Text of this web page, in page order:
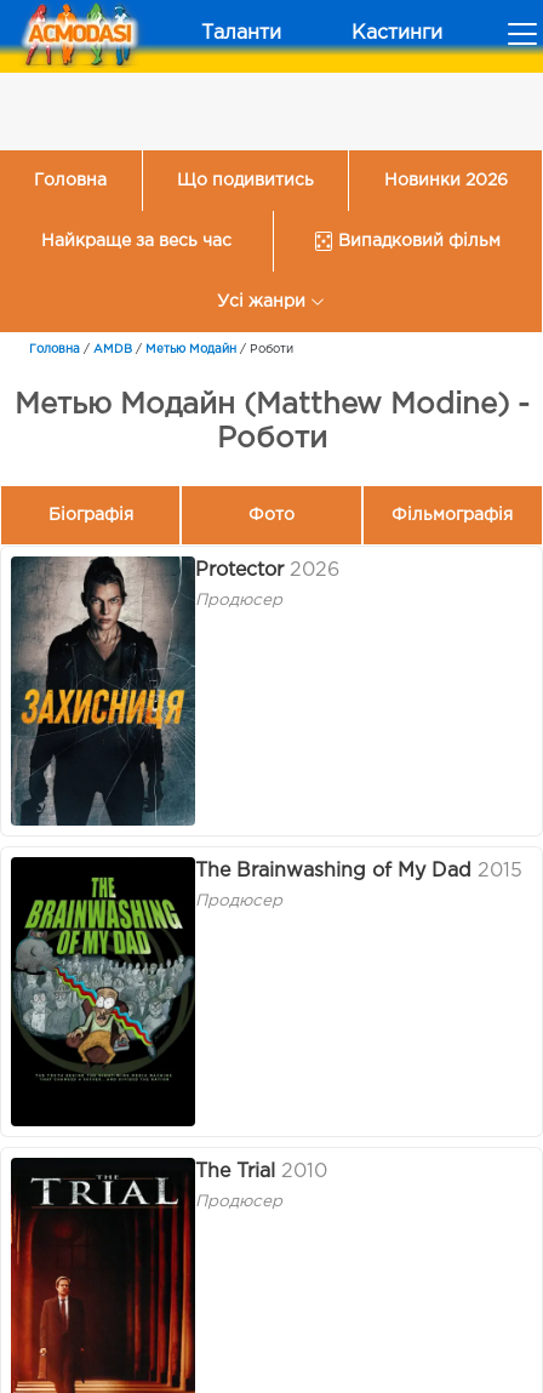
Таланти Кастинги
Головна Що подивитись Новинки 2026
Найкраще за весь час Випадковий фільм
Усі жанри
Головна / AMDB / Метью Модайн / Роботи
Метью Модайн (Matthew Modine) -
Роботи
Біографія Фото Фільмографія
Protector 2026
Продюсер
The Brainwashing of My Dad 2015
Продюсер
The Trial 2010
Продюсер